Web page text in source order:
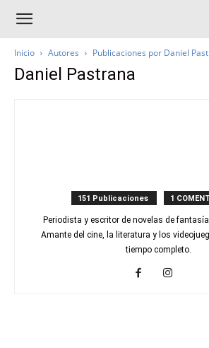
Inicio Autores Publicaciones por Daniel
Daniel Pastrana
151 Publicaciones 1
Periodista y escritor de novelas de
Amante del cine, la literatura y los
tiempo completo.